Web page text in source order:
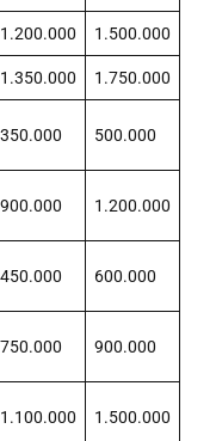
1.200.000 1.500.000
1.350.000 1.750.000
350.000 500.000
900.000 1.200.000
450.000 600.000
750.000 900.000
1.100.000 1.500.000